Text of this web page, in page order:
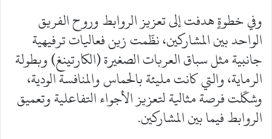
وفي خطوةٍ هدفت إلى تعزيز الروابط وروح الفريق
الواحد بين المشاركين، نظّمت زين فعاليات ترفيهية
جانبية مثل سباق العربات الصغيرة (الكارتينغ) وبطولة
الرماية، والتي كانت مليئة بالحماس والمنافسة الودية،
وشكّلت فرصة مثالية لتعزيز الأجواء التفاعلية وتعميق
الروابط فيما بين المشاركين.